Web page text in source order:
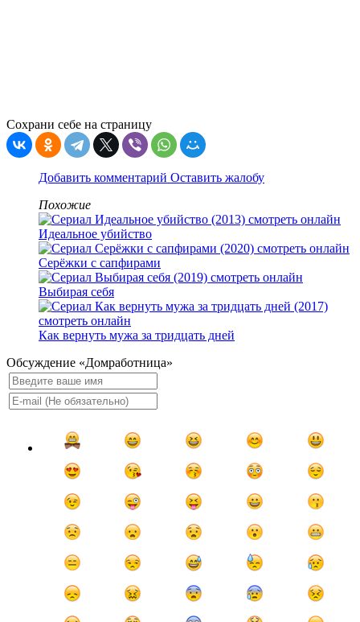
Сохрани себе на страницу
Добавить комментарий Оставить жалобу
Похожие
Идеальное убийство
Серёжки с сапфирами
Выбирая себя
Как вернуть мужа за тридцать дней
Обсуждение «Домработница»